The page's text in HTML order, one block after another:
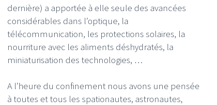
dernière) a apportée à elle seule des avancées
considérables dans l’optique, la
télécommunication, les protections solaires, la
nourriture avec les aliments déshydratés, la
miniaturisation des technologies, …
A l’heure du confinement nous avons une pensée
à toutes et tous les spationautes, astronautes,